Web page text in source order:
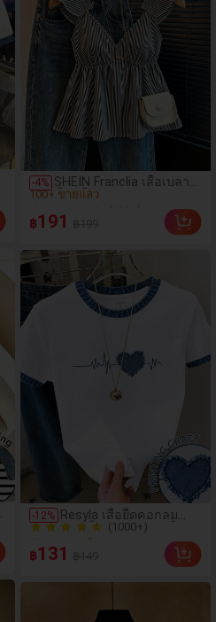
-4% SHEIN Franclia เสื้อเบลาส์
สั้นสีน้ำเงินลายทางน่ารัก
แต่งระบาย เซ็กซี่ เปิดหลัง
คอเว้าลึก
100+ ขายแล้ว
฿191
-12% Resyla เสื้อยืดคอกลม
แขนสั้นลายหัวใจสีบล็อก
ลำลองสำหรับผู้หญิง, ฤดู
ร้อน
(1000+)
300+ ขายแล้ว
300+ ขายแล้ว
฿131